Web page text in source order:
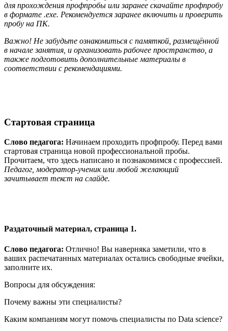
для прохождения профпробы или заранее скачайте профпробу
в формате .exe. Рекомендуется заранее включить и проверить
пробу на ПК.
Важно! Не забудьте ознакомиться с памяткой, размещённой
в начале занятия, и организовать рабочее пространство, а
также подготовить дополнительные материалы в
соответствии с рекомендациями.
Стартовая страница
Слово педагога: Начинаем проходить профпробу. Перед вами
стартовая страница новой профессиональной пробы.
Прочитаем, что здесь написано и познакомимся с профессией.
Педагог, модератор-ученик или любой желающий
зачитывает текст на слайде.
Раздаточный материал, страница 1.
Слово педагога: Отлично! Вы наверняка заметили, что в
ваших распечатанных материалах остались свободные ячейки,
заполните их.
Вопросы для обсуждения:
Почему важны эти специалисты?
Каким компаниям могут помочь специалисты по Data science?